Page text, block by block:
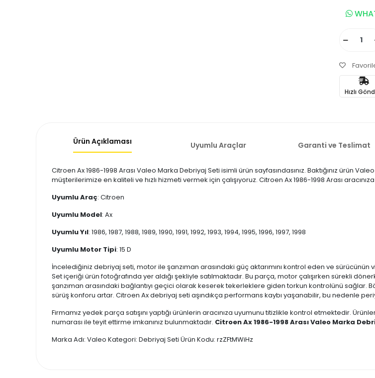
Hızlı
Ürün Açıklaması Uyumlu Araçlar Garanti ve Teslimat
Citroen Ax 1986-1998 Arası Valeo Marka Debriyaj Seti isimli ürün sayfasındasınız. Baktığınız ürün
müşterilerimize en kaliteli ve hızlı hizmeti vermek için çalışıyoruz. Citroen Ax 1986-1998 Arası
Uyumlu Araç: Citroen
Uyumlu Model: Ax
Uyumlu Yıl: 1986, 1987, 1988, 1989, 1990, 1991, 1992, 1993, 1994, 1995, 1996, 1997, 1998
Uyumlu Motor Tipi: 15 D
İncelediğiniz debriyaj seti, motor ile şanzıman arasındaki güç aktarımını kontrol eden ve
Set içeriği ürün fotoğrafında yer aldığı şekliyle satılmaktadır. Bu parça, motor çalışırken sürekli
şanzıman arasındaki bağlantıyı geçici olarak keserek tekerleklere giden torkun kontrolünü
sürüş konforu artar. Citroen Ax debriyaj seti aşındıkça performans kaybı yaşanabilir, bu nedenle
Firmamız yedek parça satışını yaptığı ürünlerin aracınıza uyumunu titizlikle kontrol etmektedir.
numarası ile teyit ettirme imkanınız bulunmaktadır. Citroen Ax 1986-1998 Arası Valeo Marka
Marka Adı: Valeo Kategori: Debriyaj Seti Ürün Kodu: rzZFtMWiHz